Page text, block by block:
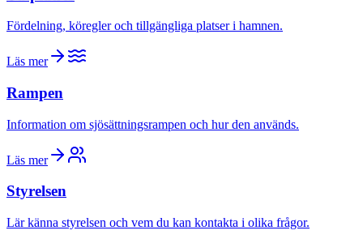
Fördelning, köregler och tillgängliga platser i hamnen.
Läs mer
Rampen
Information om sjösättningsrampen och hur den används.
Läs mer
Styrelsen
Lär känna styrelsen och vem du kan kontakta i olika frågor.